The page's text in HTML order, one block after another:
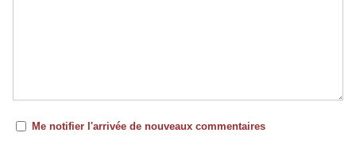
Me notifier l'arrivée de nouveaux commentaires